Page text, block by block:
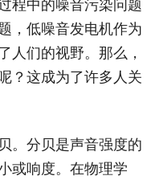
程中的噪音污染问题
，低噪音发电机作为
人们的视野。那么，
？这成为了许多人关
。分贝是声音强度的
或响度。在物理学